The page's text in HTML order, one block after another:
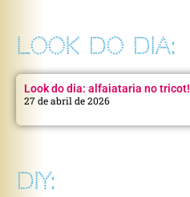
LOOK DO DIA:
Look do dia: alfaiataria no tricot!
27 de abril de 2026
DIY: